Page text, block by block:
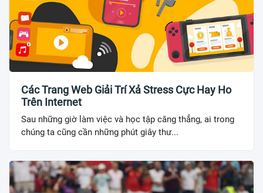
Các Trang Web Giải Trí Xả Stress Cực Hay Ho
Trên Internet
Sau những giờ làm việc và học tập căng thẳng, ai trong
chúng ta cũng cần những phút giây thư...